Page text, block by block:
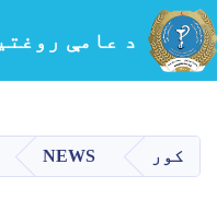
د عامې
کور NEWS